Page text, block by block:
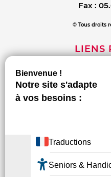
Fax :
© Tous droits
LIENS
Politique de
Les